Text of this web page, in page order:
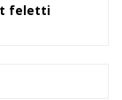
feletti